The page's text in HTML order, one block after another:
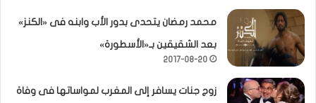
محمد رمضان يتحدى بدور الأب وابنه فى «الكنز»
بعد الشقيقين بـ«الأسطورة»
2017-08-20
زوج جنات يسافر إلى المغرب لمواساتها فى وفاة